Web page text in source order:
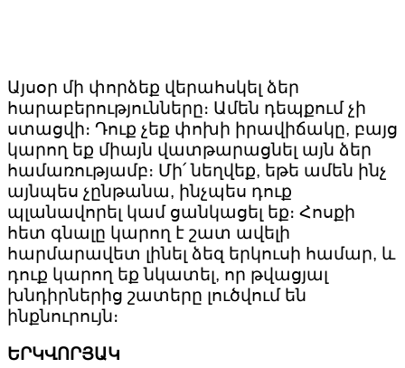
Այսօր մի փորձեք վերահսկել ձեր
հարաբերությունները։ Ամեն դեպքում չի
ստացվի։ Դուք չեք փոխի իրավիճակը, բայց
կարող եք միայն վատթարացնել այն ձեր
համառությամբ։ Մի՛ նեղվեք, եթե ամեն ինչ
այնպես չընթանա, ինչպես դուք
պլանավորել կամ ցանկացել եք։ Հոսքի
հետ գնալը կարող է շատ ավելի
հարմարավետ լինել ձեզ երկուսի համար, և
դուք կարող եք նկատել, որ թվացյալ
խնդիրներից շատերը լուծվում են
ինքնուրույն։
ԵՐԿՎՈՐՅԱԿ